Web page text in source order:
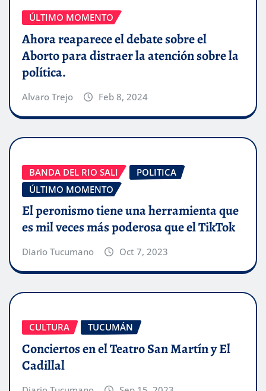
ÚLTIMO MOMENTO
Ahora reaparece el debate sobre el
Aborto para distraer la atención sobre la
política.
Alvaro Trejo Feb 8, 2024
BANDA DEL RIO SALI
POLITICA
ÚLTIMO MOMENTO
El peronismo tiene una herramienta que
es mil veces más poderosa que el TikTok
Diario Tucumano Oct 7, 2023
CULTURA TUCUMÁN
Conciertos en el Teatro San Martín y El
Cadillal